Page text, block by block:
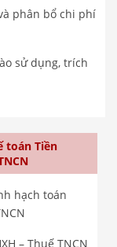
phân bổ chi phí
sử dụng, trích
toán Tiền
hạch toán
– Thuế TNCN